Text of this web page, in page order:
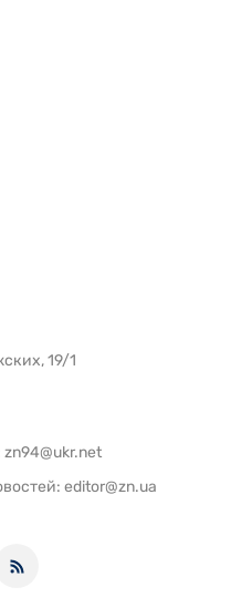
19/1
zn94@ukr.net
editor@zn.ua